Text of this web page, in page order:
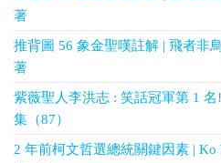
著
推背圖 56 象金聖嘆註解 | 飛者非
著
紫薇聖人李洪志 : 笑話冠軍第 1
集（87）
2 年前柯文哲選總統關鍵因素 | Ko